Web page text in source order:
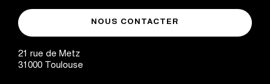
musée
des
de
NOUS CONTACTER
21 rue de Metz
31000 Toulouse